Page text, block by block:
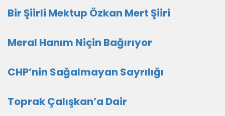
Bir Şiirli Mektup Özkan Mert Şiiri
Meral Hanım Niçin Bağırıyor
CHP’nin Sağalmayan Sayrılığı
Toprak Çalışkan’a Dair